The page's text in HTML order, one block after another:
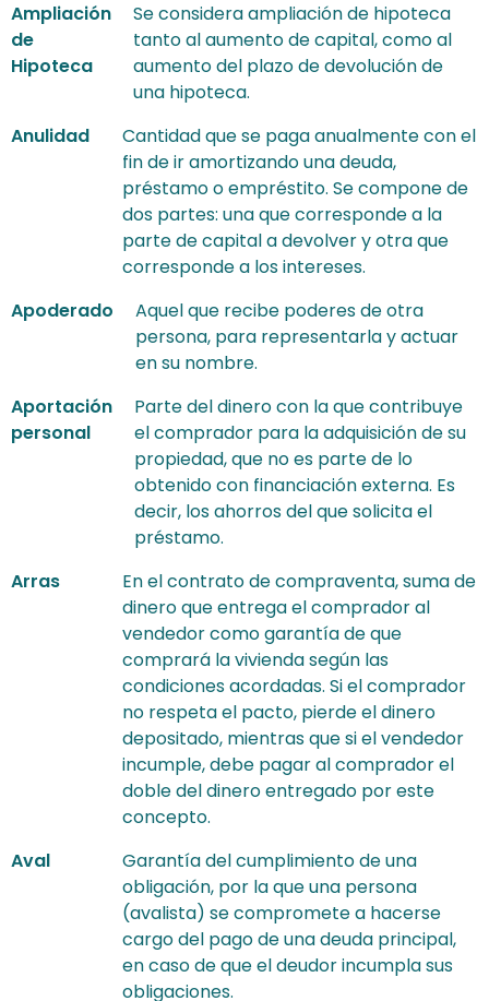
Ampliación
de
Hipoteca
Se considera ampliación de hipoteca
tanto al aumento de capital, como al
aumento del plazo de devolución de
una hipoteca.
Anulidad
Cantidad que se paga anualmente con el
fin de ir amortizando una deuda,
préstamo o empréstito. Se compone de
dos partes: una que corresponde a la
parte de capital a devolver y otra que
corresponde a los intereses.
Apoderado
Aquel que recibe poderes de otra
persona, para representarla y actuar
en su nombre.
Aportación
personal
Parte del dinero con la que contribuye
el comprador para la adquisición de su
propiedad, que no es parte de lo
obtenido con financiación externa. Es
decir, los ahorros del que solicita el
préstamo.
Arras
En el contrato de compraventa, suma de
dinero que entrega el comprador al
vendedor como garantía de que
comprará la vivienda según las
condiciones acordadas. Si el comprador
no respeta el pacto, pierde el dinero
depositado, mientras que si el vendedor
incumple, debe pagar al comprador el
doble del dinero entregado por este
concepto.
Aval
Garantía del cumplimiento de una
obligación, por la que una persona
(avalista) se compromete a hacerse
cargo del pago de una deuda principal,
en caso de que el deudor incumpla sus
obligaciones.